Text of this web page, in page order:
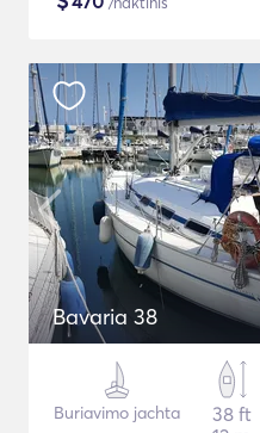
Bavaria 38
Buriavimo jachta
38 ft